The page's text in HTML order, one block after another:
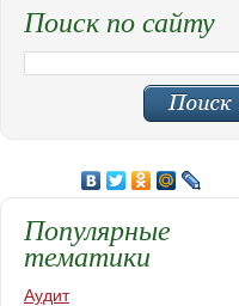
Поиск по сайту
Популярные
тематики
Аудит